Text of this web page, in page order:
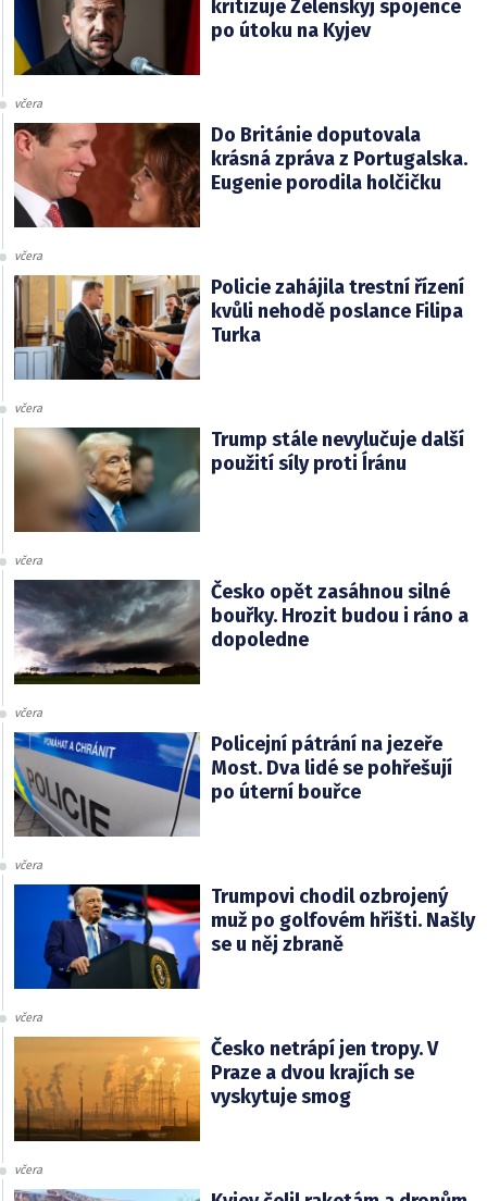
kritizuje Zelenskyj spojence
po útoku na Kyjev
včera
Do Británie doputovala
krásná zpráva z Portugalska.
Eugenie porodila holčičku
včera
Policie zahájila trestní řízení
kvůli nehodě poslance Filipa
Turka
včera
Trump stále nevylučuje další
použití síly proti Íránu
včera
Česko opět zasáhnou silné
bouřky. Hrozit budou i ráno a
dopoledne
včera
Policejní pátrání na jezeře
Most. Dva lidé se pohřešují
po úterní bouřce
včera
Trumpovi chodil ozbrojený
muž po golfovém hřišti. Našly
se u něj zbraně
včera
Česko netrápí jen tropy. V
Praze a dvou krajích se
vyskytuje smog
včera